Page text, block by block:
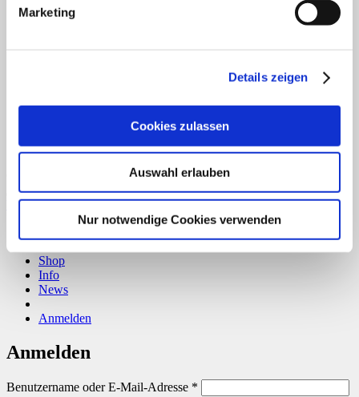
Marketing
Details zeigen
Cookies zulassen
Auswahl erlauben
Nur notwendige Cookies verwenden
CLOUDROCKER
Vertrag widerrufen
Shop
Info
News
Anmelden
Anmelden
Benutzername oder E-Mail-Adresse *